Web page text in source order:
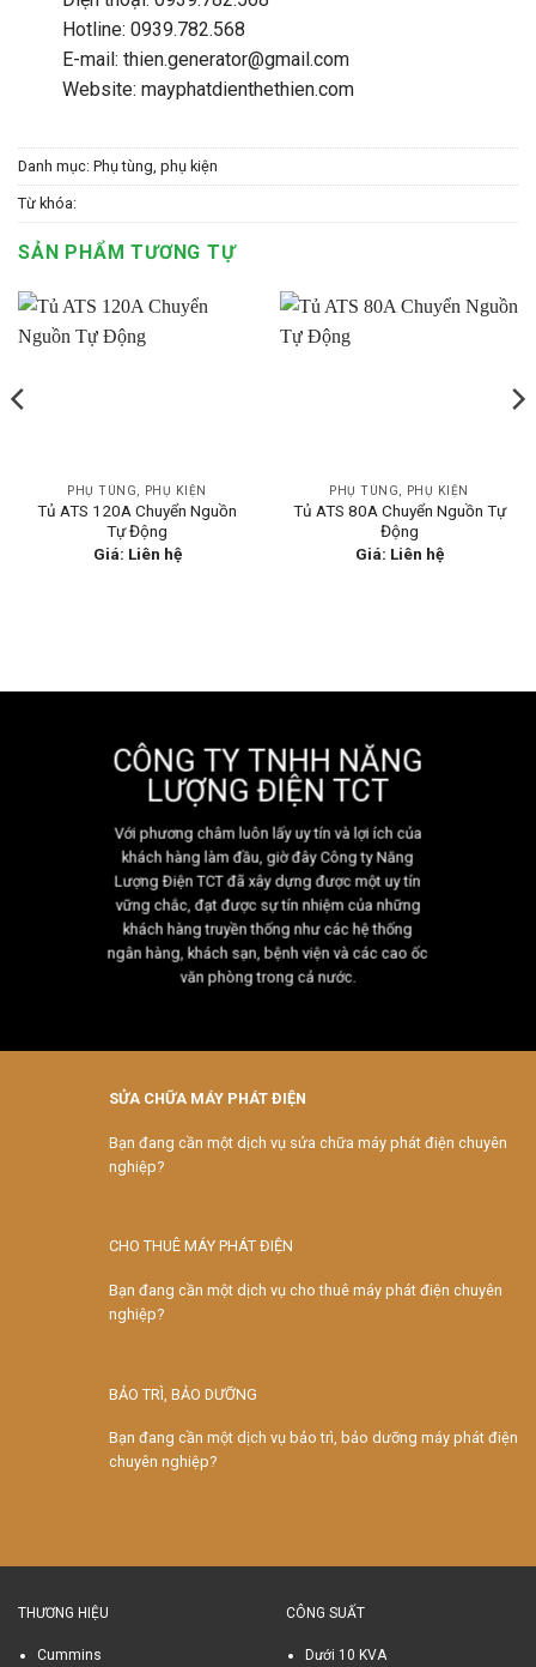
Hotline: 0939.782.568
E-mail: thien.generator@gmail.com
Website: mayphatdienthethien.com
Danh mục: Phụ tùng, phụ kiện
Từ khóa:
SẢN PHẨM TƯƠNG TỰ
PHỤ TÙNG, PHỤ KIỆN
Tủ ATS 120A Chuyển Nguồn
Tự Động
Giá: Liên hệ
PHỤ TÙNG, PHỤ KIỆN
Tủ ATS 80A Chuyển Nguồn Tự
Động
Giá: Liên hệ
CÔNG TY TNHH NĂNG
LƯỢNG ĐIỆN TCT
Với phương châm luôn lấy uy tín và lợi ích của
khách hàng làm đầu, giờ đây Công ty Năng
Lượng Điện TCT đã xây dựng được một uy tín
vững chắc, đạt được sự tín nhiệm của những
khách hàng truyền thống như các hệ thống
ngân hàng, khách sạn, bệnh viện và các cao ốc
văn phòng trong cả nước.
SỬA CHỮA MÁY PHÁT ĐIỆN
Bạn đang cần một dịch vụ sửa chữa máy phát điện chuyên
nghiệp?
CHO THUÊ MÁY PHÁT ĐIỆN
Bạn đang cần một dịch vụ cho thuê máy phát điện chuyên
nghiệp?
BẢO TRÌ, BẢO DƯỠNG
Bạn đang cần một dịch vụ bảo trì, bảo dưỡng máy phát điện
chuyên nghiệp?
THƯƠNG HIỆU
Cummins
CÔNG SUẤT
Dưới 10 KVA